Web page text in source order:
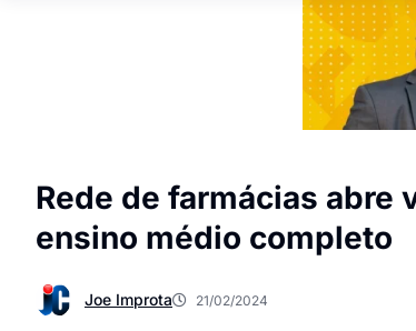
Rede de farmácias abre
ensino médio completo
Joe Improta 21/02/2024